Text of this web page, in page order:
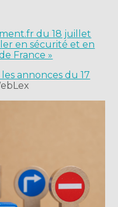
du 18 juillet
en sécurité et en
France »
annonces du 17